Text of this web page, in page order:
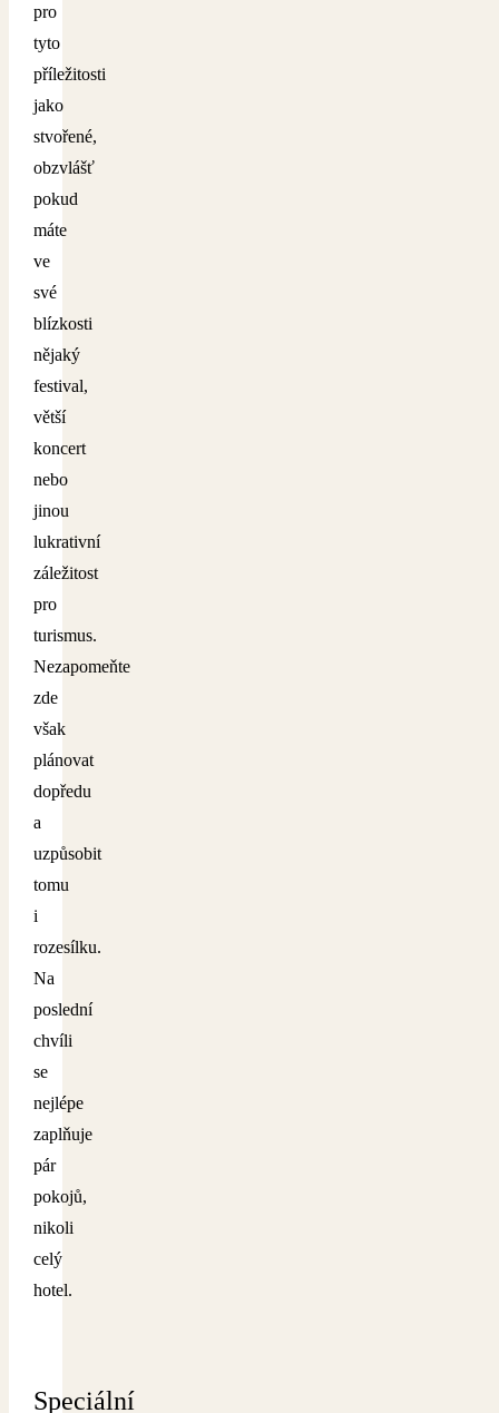
pro
tyto
příležitosti
jako
stvořené,
obzvlášť
pokud
máte
ve
své
blízkosti
nějaký
festival,
větší
koncert
nebo
jinou
lukrativní
záležitost
pro
turismus.
Nezapomeňte
zde
však
plánovat
dopředu
a
uzpůsobit
tomu
i
rozesílku.
Na
poslední
chvíli
se
nejlépe
zaplňuje
pár
pokojů,
nikoli
celý
hotel.
Speciální